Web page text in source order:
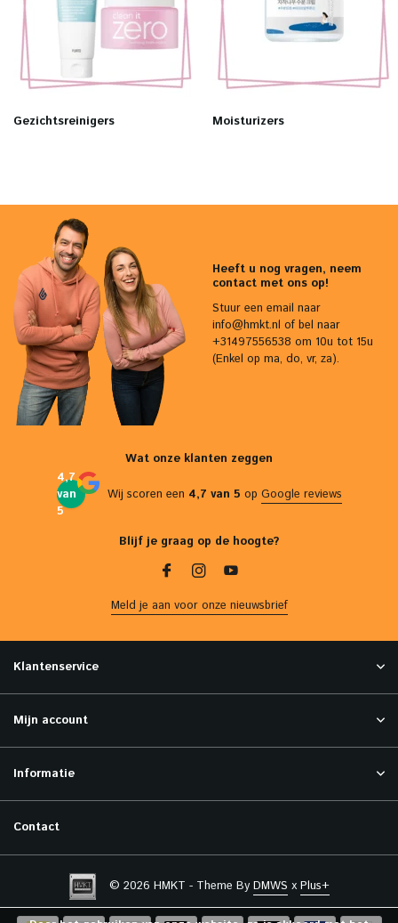
Gezichtsreinigers Moisturizers
Heeft u nog vragen, neem
contact met ons op!
Stuur een email naar
info@hmkt.nl of bel naar
+31497556538 om 10u tot 15u
(Enkel op ma, do, vr, za).
Wat onze klanten zeggen
4,7
van
5
Wij scoren een 4,7 van 5 op Google reviews
Blijf je graag op de hoogte?
Meld je aan voor onze nieuwsbrief
Klantenservice
Mijn account
Informatie
Contact
© 2026 HMKT - Theme By DMWS x Plus+